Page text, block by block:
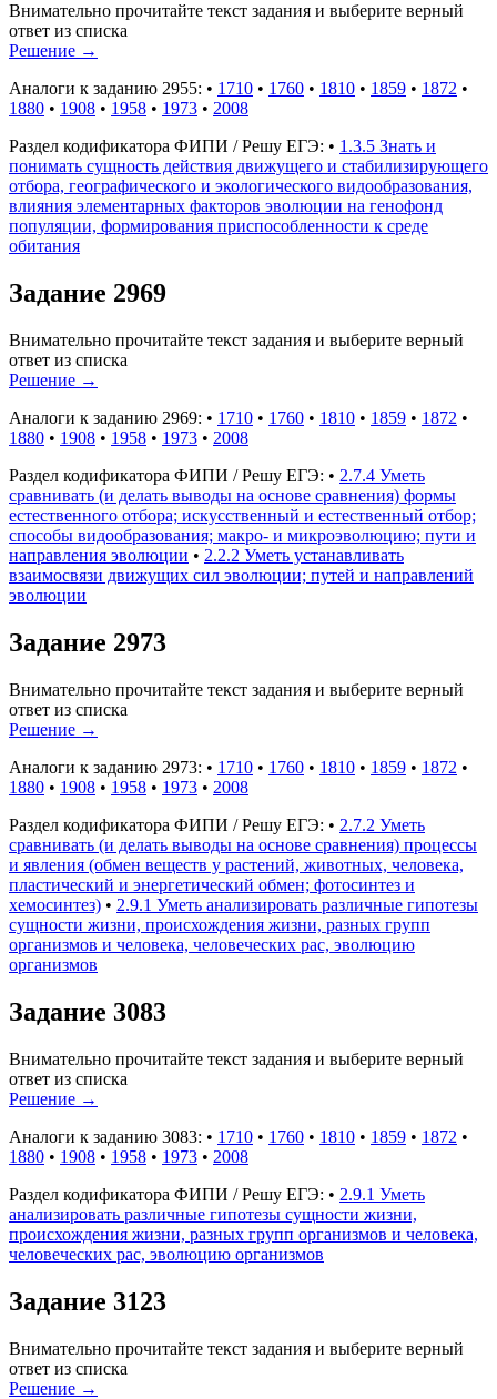
Внимательно прочитайте текст задания и выберите верный
ответ из списка
Решение →
Аналоги к заданию 2955: • 1710 • 1760 • 1810 • 1859 • 1872 •
1880 • 1908 • 1958 • 1973 • 2008
Раздел кодификатора ФИПИ / Решу ЕГЭ: • 1.3.5 Знать и
понимать сущность действия движущего и стабилизирующего
отбора, географического и экологического видообразования,
влияния элементарных факторов эволюции на генофонд
популяции, формирования приспособленности к среде
обитания
Задание 2969
Внимательно прочитайте текст задания и выберите верный
ответ из списка
Решение →
Аналоги к заданию 2969: • 1710 • 1760 • 1810 • 1859 • 1872 •
1880 • 1908 • 1958 • 1973 • 2008
Раздел кодификатора ФИПИ / Решу ЕГЭ: • 2.7.4 Уметь
сравнивать (и делать выводы на основе сравнения) формы
естественного отбора; искусственный и естественный отбор;
способы видообразования; макро- и микроэволюцию; пути и
направления эволюции • 2.2.2 Уметь устанавливать
взаимосвязи движущих сил эволюции; путей и направлений
эволюции
Задание 2973
Внимательно прочитайте текст задания и выберите верный
ответ из списка
Решение →
Аналоги к заданию 2973: • 1710 • 1760 • 1810 • 1859 • 1872 •
1880 • 1908 • 1958 • 1973 • 2008
Раздел кодификатора ФИПИ / Решу ЕГЭ: • 2.7.2 Уметь
сравнивать (и делать выводы на основе сравнения) процессы
и явления (обмен веществ у растений, животных, человека,
пластический и энергетический обмен; фотосинтез и
хемосинтез) • 2.9.1 Уметь анализировать различные гипотезы
сущности жизни, происхождения жизни, разных групп
организмов и человека, человеческих рас, эволюцию
организмов
Задание 3083
Внимательно прочитайте текст задания и выберите верный
ответ из списка
Решение →
Аналоги к заданию 3083: • 1710 • 1760 • 1810 • 1859 • 1872 •
1880 • 1908 • 1958 • 1973 • 2008
Раздел кодификатора ФИПИ / Решу ЕГЭ: • 2.9.1 Уметь
анализировать различные гипотезы сущности жизни,
происхождения жизни, разных групп организмов и человека,
человеческих рас, эволюцию организмов
Задание 3123
Внимательно прочитайте текст задания и выберите верный
ответ из списка
Решение →